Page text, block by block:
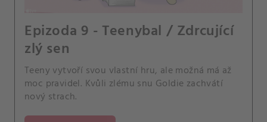
Epizoda 9 - Teenybal / Zdrcující
zlý sen
Teeny vytvoří svou vlastní hru, ale možná má až
moc pravidel. Kvůli zlému snu Goldie zachvátí
nový strach.